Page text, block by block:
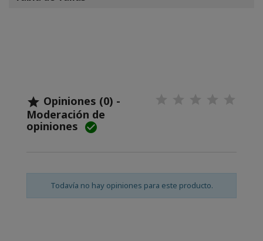
 Opiniones (0) -
Moderación de
opiniones 
Todavía no hay opiniones para este producto.